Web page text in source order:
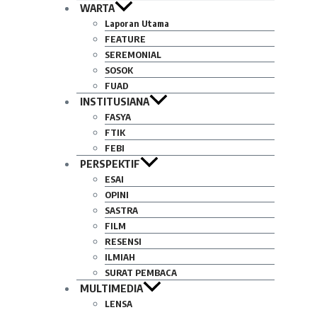
WARTA
Laporan Utama
FEATURE
SEREMONIAL
SOSOK
FUAD
INSTITUSIANA
FASYA
FTIK
FEBI
PERSPEKTIF
ESAI
OPINI
SASTRA
FILM
RESENSI
ILMIAH
SURAT PEMBACA
MULTIMEDIA
LENSA